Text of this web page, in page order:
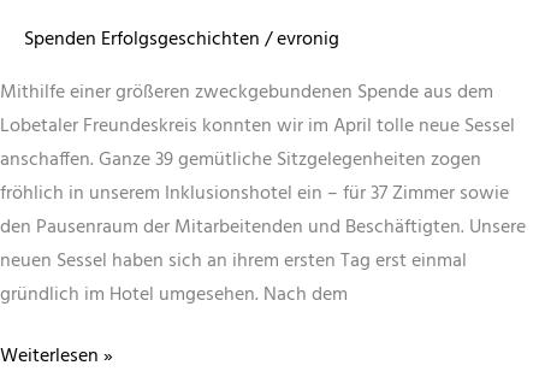
Spenden Erfolgsgeschichten /evronig
Mithilfe einer größeren zweckgebundenen Spende aus dem
Lobetaler Freundeskreis konnten wir im April tolle neue Sessel
anschaffen. Ganze 39 gemütliche Sitzgelegenheiten zogen
fröhlich in unserem Inklusionshotel ein – für 37 Zimmer sowie
den Pausenraum der Mitarbeitenden und Beschäftigten. Unsere
neuen Sessel haben sich an ihrem ersten Tag erst einmal
gründlich im Hotel umgesehen. Nach dem
Hotel
Weiterlesen »